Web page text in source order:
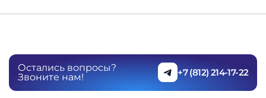
Остались вопросы?
Звоните нам!
+7 (812) 214-17-22